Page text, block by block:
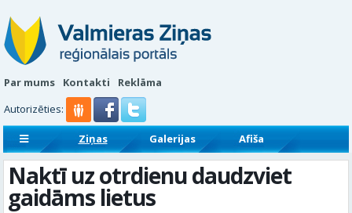
Par mums Kontakti
Reklāma
Autorizēties:
Ziņas Galerijas
Afiša
Sludinājumi
Reklāmraksti
Naktī uz otrdienu daudzviet
gaidāms lietus